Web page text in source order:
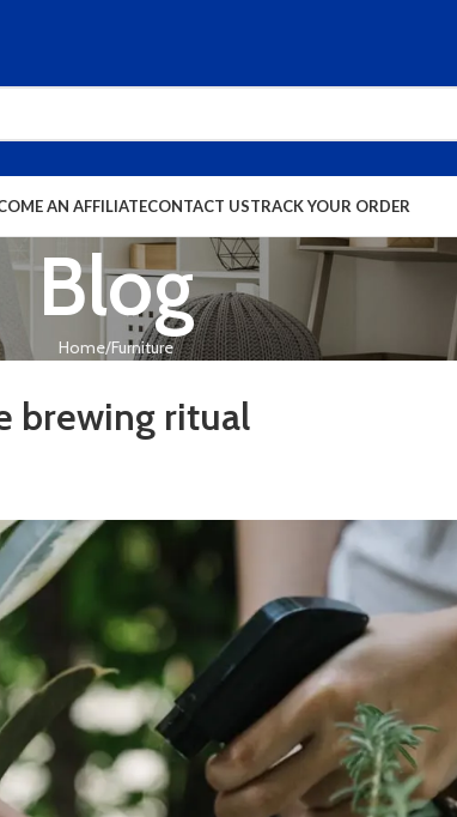
AN AFFILIATECONTACT USTRACK YOUR ORDER
Blog
Home Furniture
brewing ritual